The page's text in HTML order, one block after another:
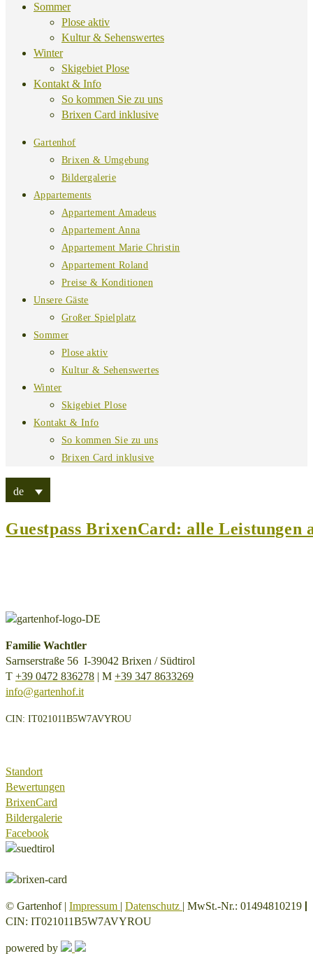
Sommer
Plose aktiv
Kultur & Sehenswertes
Winter
Skigebiet Plose
Kontakt & Info
So kommen Sie zu uns
Brixen Card inklusive
Gartenhof
Brixen & Umgebung
Bildergalerie
Appartements
Appartement Amadeus
Appartement Anna
Appartement Marie Christin
Appartement Roland
Preise & Konditionen
Unsere Gäste
Großer Spielplatz
Sommer
Plose aktiv
Kultur & Sehenswertes
Winter
Skigebiet Plose
Kontakt & Info
So kommen Sie zu uns
Brixen Card inklusive
de
Guestpass BrixenCard: alle Leistungen
Familie Wachtler
Sarnserstraße 56 I-39042 Brixen / Südtirol
T +39 0472 836278 | M +39 347 8633269
info@gartenhof.it
CIN: IT021011B5W7AVYROU
Standort
Bewertungen
BrixenCard
Bildergalerie
Facebook
© Gartenhof | Impressum | Datenschutz | MwSt.-Nr.: 01494810219 |
CIN: IT021011B5W7AVYROU
powered by